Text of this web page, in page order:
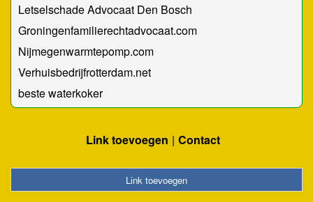
Letselschade Advocaat Den Bosch
Groningenfamilierechtadvocaat.com
Nijmegenwarmtepomp.com
Verhuisbedrijfrotterdam.net
beste waterkoker
Link toevoegen Contact
Link toevoegen